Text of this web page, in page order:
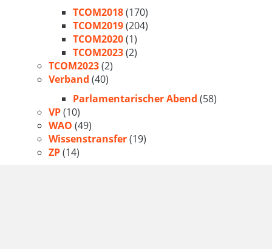
TCOM2018(170)
TCOM2019(204)
TCOM2020(1)
TCOM2023(2)
TCOM2023(2)
Verband (40)
Parlamentarischer Abend (58)
VP(10)
WAO (49)
Wissenstransfer(19)
ZP(14)